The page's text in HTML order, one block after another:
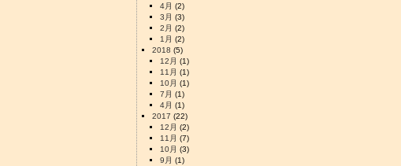
4月 (2)
3月 (3)
2月 (2)
1月 (2)
2018 (5)
12月 (1)
11月 (1)
10月 (1)
7月 (1)
4月 (1)
2017 (22)
12月 (2)
11月 (7)
10月 (3)
9月 (1)